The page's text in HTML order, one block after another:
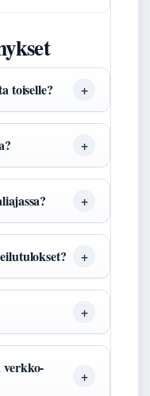
toiselle?